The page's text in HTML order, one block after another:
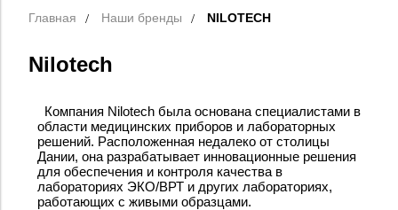
Главная Наши бренды NILOTECH
Nilotech
Компания Nilotech была основана специалистами в
области медицинских приборов и лабораторных
решений. Расположенная недалеко от столицы
Дании, она разрабатывает инновационные решения
для обеспечения и контроля качества в
лабораториях ЭКО/ВРТ и других лабораториях,
работающих с живыми образцами.